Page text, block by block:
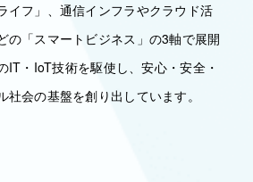
イフ」、通信インフラやクラウド活
の「スマートビジネス」の3軸で展開
IT・IoT技術を駆使し、安心・安全・
会の基盤を創り出しています。